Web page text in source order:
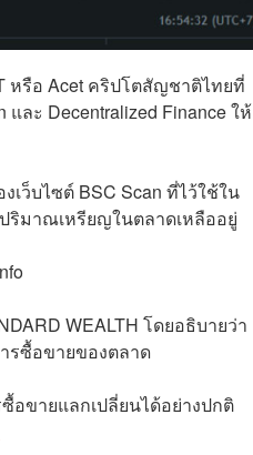
หรือ Acet คริปโตสัญชาติไทยที่
และ Decentralized Finance ให้
ว็บไซต์ BSC Scan ที่ไว้ใช้ใน
ริมาณเหรียญในตลาดเหลืออยู่
WEALTH โดยอธิบายว่า
รซื้อขายของตลาด
อขายแลกเปลี่ยนได้อย่างปกติ